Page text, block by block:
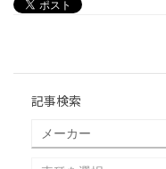
記事検索